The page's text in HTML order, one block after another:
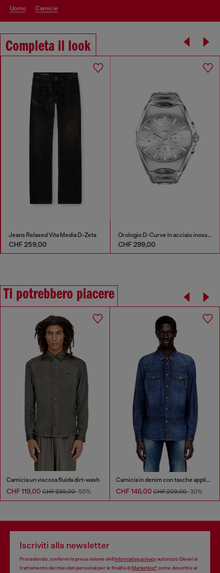
uomo camicie
Completa il look
Jeans Relaxed Vita Media D-Zeta
CHF 259,00
Orologio D-Curve in acciaio inossidabile
CHF 299,00
Ti potrebbero piacere
Camicia un viscosa fluida dirt-wash
CHF 119,00 CHF 239,00-50%
Camicia in denim con tasche applicate
CHF 146,00 CHF 209,00-30%
Iscriviti alla newsletter
Procedendo, confermi la presa visione dell’informativa privacyautorizzo Diesel al
trattamento dei miei dati personali per le finalità diMarketing*come descritto al